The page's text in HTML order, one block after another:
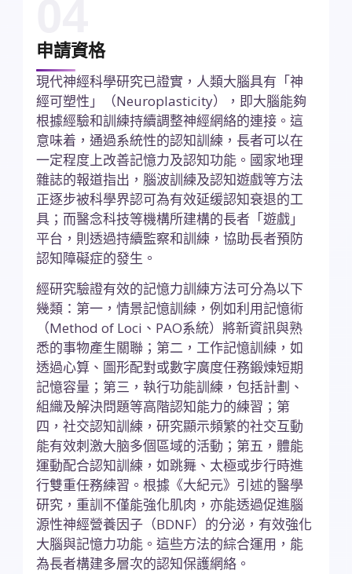
申請資格
現代神經科學研究已證實，人類大腦具有「神
經可塑性」（Neuroplasticity），即大腦能夠
根據經驗和訓練持續調整神經網絡的連接。這
意味着，通過系統性的認知訓練，長者可以在
一定程度上改善記憶力及認知功能。國家地理
雜誌的報道指出，腦波訓練及認知遊戲等方法
正逐步被科學界認可為有效延缓認知衰退的工
具；而醫念科技等機構所建構的長者「遊戲」
平台，則透過持續監察和訓練，協助長者預防
認知障礙症的發生。
經研究驗證有效的記憶力訓練方法可分為以下
幾類：第一，情景記憶訓練，例如利用記憶術
（Method of Loci、PAO系統）將新資訊與熟
悉的事物產生關聯；第二，工作記憶訓練，如
透過心算、圖形配對或數字廣度任務鍛煉短期
記憶容量；第三，執行功能訓練，包括計劃、
組織及解決問題等高階認知能力的練習；第
四，社交認知訓練，研究顯示頻繁的社交互動
能有效刺激大脑多個區域的活動；第五，體能
運動配合認知訓練，如跳舞、太極或步行時進
行雙重任務練習。根據《大紀元》引述的醫學
研究，重訓不僅能強化肌肉，亦能透過促進腦
源性神經營養因子（BDNF）的分泌，有效強化
大腦與記憶力功能。這些方法的綜合運用，能
為長者構建多層次的認知保護網絡。